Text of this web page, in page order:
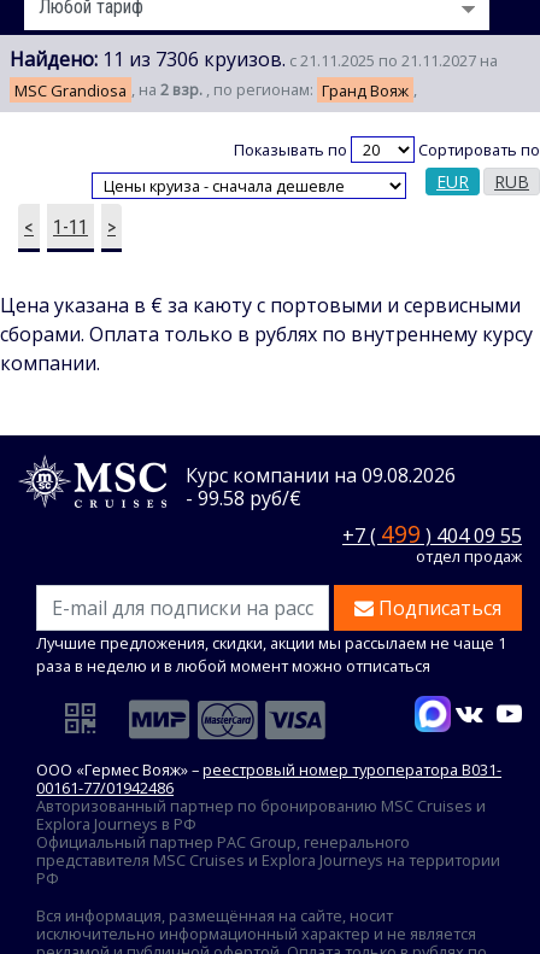
Найдено: 11 из 7306 круизов. с 21.11.2025 по 21.11.2027 на
MSC Grandiosa , на 2 взр. , по регионам: Гранд Вояж ,
Показывать по Сортировать по
EUR
RUB
<
1-11 >
Цена указана в € за каюту с портовыми и сервисными
сборами. Оплата только в рублях по внутреннему курсу
компании.
Курс компании на 09.08.2026
- 99.58 руб/€
+7 ( 499 ) 404 09 55
отдел продаж
Подписаться
Лучшие предложения, скидки, акции мы рассылаем не чаще 1
раза в неделю и в любой момент можно отписаться
ООО «Гермес Вояж» –реестровый номер туроператора В031-
00161-77/01942486
Авторизованный партнер по бронированию MSC Cruises и
Explora Journeys в РФ
Официальный партнер PAC Group, генерального
представителя MSC Cruises и Explora Journeys на территории
РФ
Вся информация, размещённая на сайте, носит
исключительно информационный характер и не является